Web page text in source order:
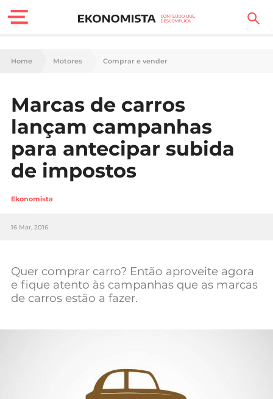
Finanças Pessoais
Carreira
Casa
Lifestyle
Sociedade
Tecnologia
Negócios
Mundial 2026
Home Motores Comprar e vender
Marcas de carros
lançam campanhas
para antecipar subida
de impostos
Ekonomista
16 Mar, 2016
Quer comprar carro? Então aproveite agora
e fique atento às campanhas que as marcas
de carros estão a fazer.